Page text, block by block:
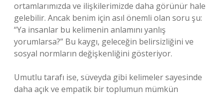
ortamlarımızda ve ilişkilerimizde daha görünür hale
gelebilir. Ancak benim için asıl önemli olan soru şu:
“Ya insanlar bu kelimenin anlamını yanlış
yorumlarsa?” Bu kaygı, geleceğin belirsizliğini ve
sosyal normların değişkenliğini gösteriyor.
Umutlu tarafı ise, süveyda gibi kelimeler sayesinde
daha açık ve empatik bir toplumun mümkün